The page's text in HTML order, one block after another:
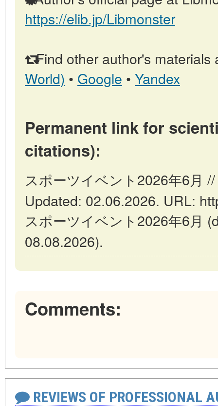
https://elib.jp/Libmonster
Find other author's materials
World) • Google • Yandex
Permanent link for
citations):
スポーツイベント2026年6月
Updated: 02.06.2026. URL:
スポーツイベント2026年6月
08.08.2026).
Comments:
REVIEWS OF PROFESSIONAL